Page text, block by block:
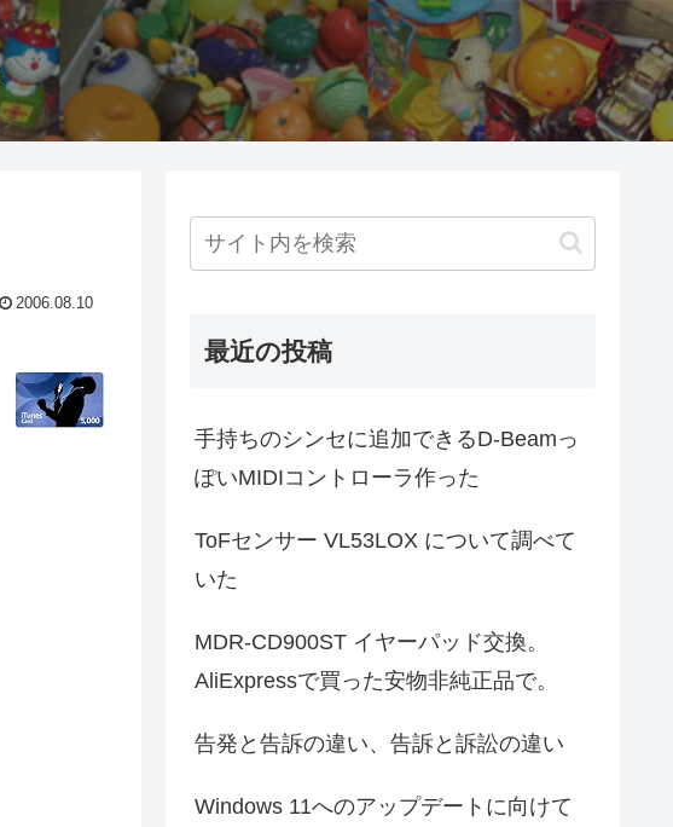
2006.08.10
最近の投稿
手持ちのシンセに追加できるD-Beamっ
ぽいMIDIコントローラ作った
ToFセンサー VL53LOX について調べて
いた
MDR-CD900ST イヤーパッド交換。
AliExpressで買った安物非純正品で。
告発と告訴の違い、告訴と訴訟の違い
Windows 11へのアップデートに向けて